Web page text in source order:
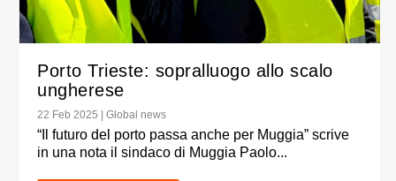
Porto Trieste: sopralluogo allo scalo
ungherese
22 Feb 2025 |Global news
“Il futuro del porto passa anche per Muggia” scrive
in una nota il sindaco di Muggia Paolo...